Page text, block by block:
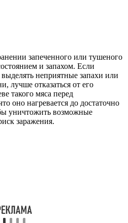
запеченного или тушеного
и запахом. Если
неприятные запахи или
лучше отказаться от его
такого мяса перед
оно нагревается до достаточно
уничтожить возможные
заражения.